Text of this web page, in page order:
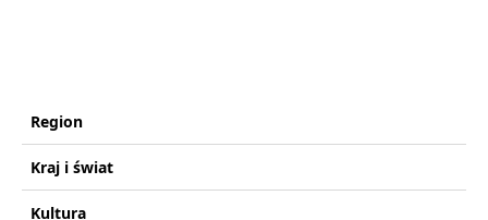
Region
Kraj i świat
Kultura